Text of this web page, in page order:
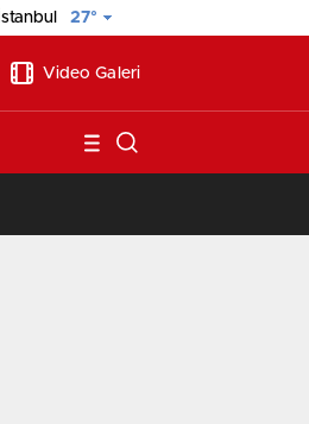
İstanbul 27°
Video Galeri